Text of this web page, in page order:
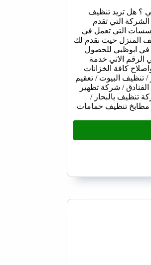
؟ هل تريد تنظيف
التي تقدم
التي تعمل في
المنزل حيث نقدم لك
في ابوظبي للحصول
الاتي خدمة
كافة الخزانات
البيوت / تعقيم
/ شركة تطهير
تنظيف بالبحار /
تنظيف حمامات